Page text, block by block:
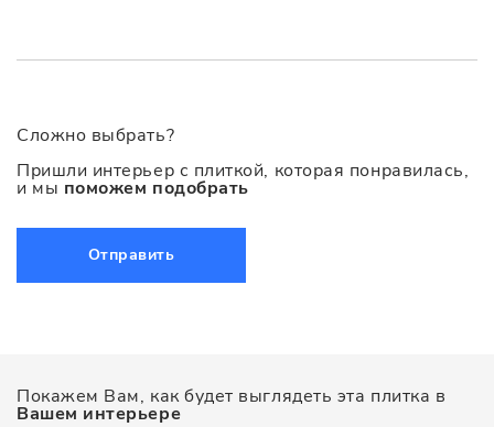
Сложно выбрать?
Пришли интерьер с плиткой, которая понравилась,
и мы поможем подобрать
Отправить
Покажем Вам, как будет выглядеть эта плитка в
Вашем интерьере